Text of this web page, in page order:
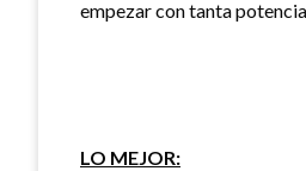
empezar con tanta
LO MEJOR: